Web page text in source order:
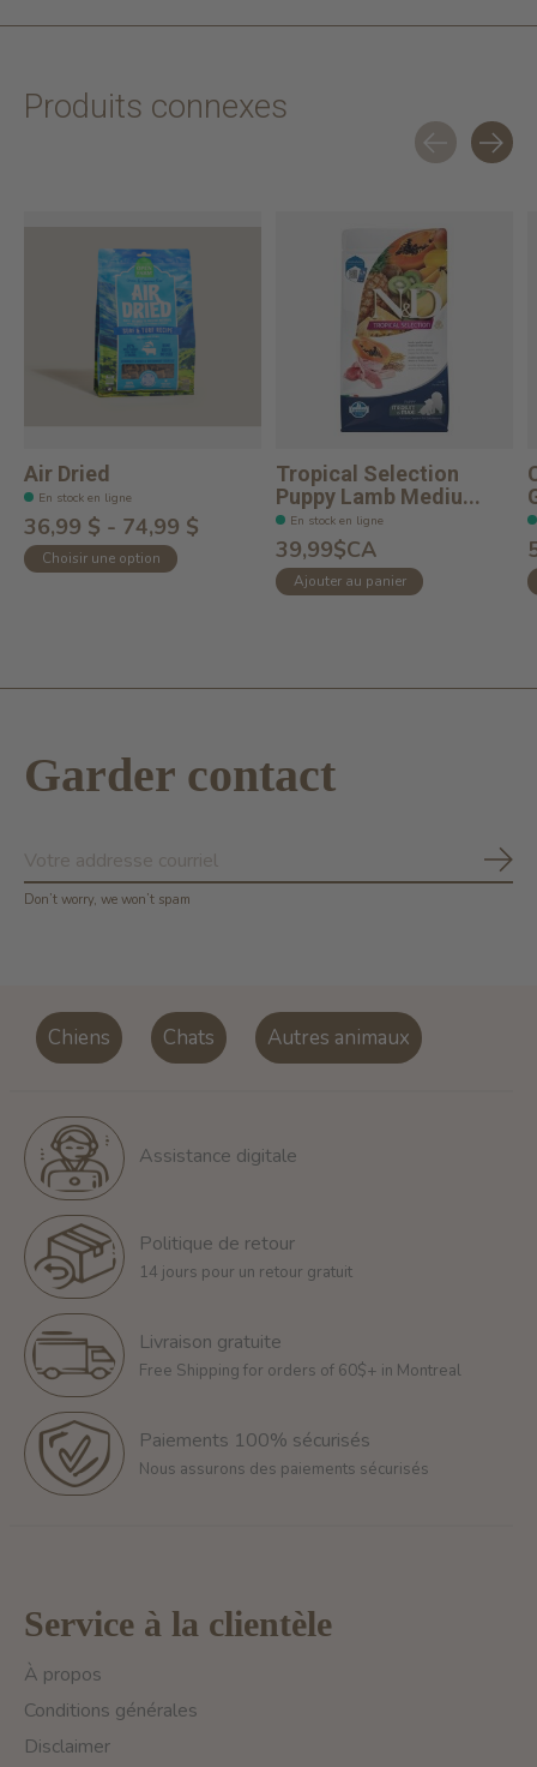
Produits connexes
Air Dried
En stock en ligne
36,99 $ - 74,99 $
Choisir une option
Tropical Selection
Puppy Lamb Mediu...
En stock en ligne
39,99$CA
Ajouter au panier
Garder contact
Don’t worry, we won’t spam
Chiens Chats Autres animaux
Assistance digitale
Politique de retour
14 jours pour un retour gratuit
Livraison gratuite
Free Shipping for orders of 60$+ in Montreal
Paiements 100% sécurisés
Nous assurons des paiements sécurisés
Service à la clientèle
À propos
Conditions générales
Disclaimer